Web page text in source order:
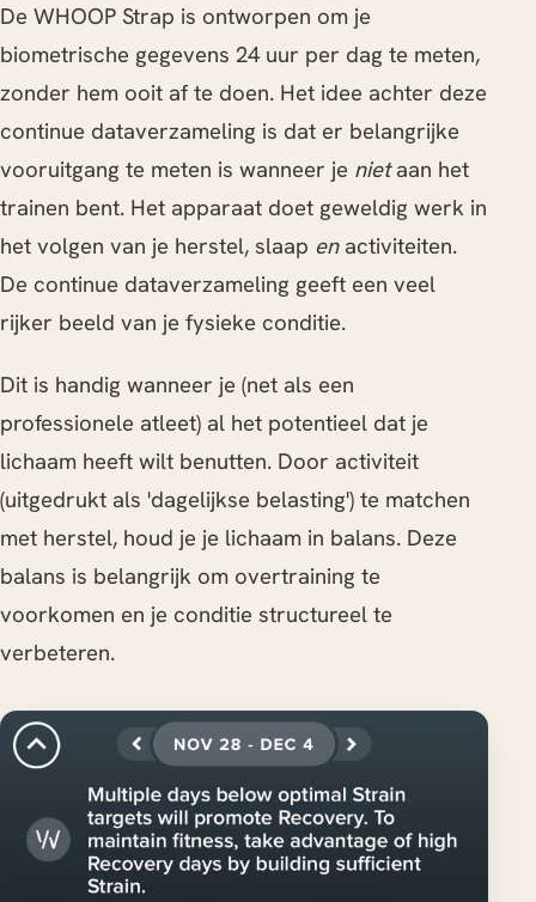
De WHOOP Strap is ontworpen om je
biometrische gegevens 24 uur per dag te meten,
zonder hem ooit af te doen. Het idee achter deze
continue dataverzameling is dat er belangrijke
vooruitgang te meten is wanneer je nietaan het
trainen bent. Het apparaat doet geweldig werk in
het volgen van je herstel, slaap enactiviteiten.
De continue dataverzameling geeft een veel
rijker beeld van je fysieke conditie.
Dit is handig wanneer je (net als een
professionele atleet) al het potentieel dat je
lichaam heeft wilt benutten. Door activiteit
(uitgedrukt als 'dagelijkse belasting') te matchen
met herstel, houd je je lichaam in balans. Deze
balans is belangrijk om overtraining te
voorkomen en je conditie structureel te
verbeteren.